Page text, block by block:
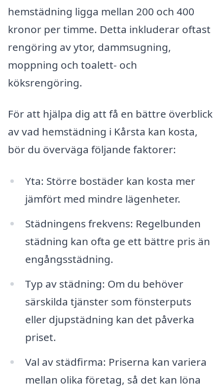
hemstädning ligga mellan 200 och 400
kronor per timme. Detta inkluderar oftast
rengöring av ytor, dammsugning,
moppning och toalett- och
köksrengöring.
För att hjälpa dig att få en bättre överblick
av vad hemstädning i Kårsta kan kosta,
bör du överväga följande faktorer:
Yta: Större bostäder kan kosta mer
jämfört med mindre lägenheter.
Städningens frekvens: Regelbunden
städning kan ofta ge ett bättre pris än
engångsstädning.
Typ av städning: Om du behöver
särskilda tjänster som fönsterputs
eller djupstädning kan det påverka
priset.
Val av städfirma: Priserna kan variera
mellan olika företag, så det kan löna